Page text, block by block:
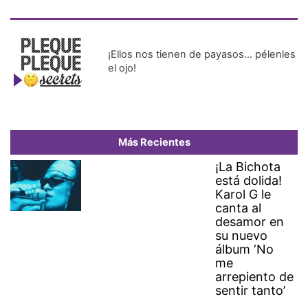
¡Ellos nos tienen de payasos… pélenles
el ojo!
Más Recientes
¡La Bichota
está dolida!
Karol G le
canta al
desamor en
su nuevo
álbum ‘No
me
arrepiento de
sentir tanto’